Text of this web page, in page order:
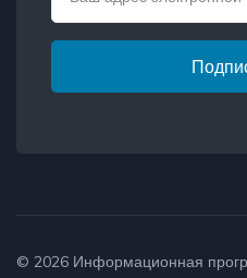
© 2026 Информационная